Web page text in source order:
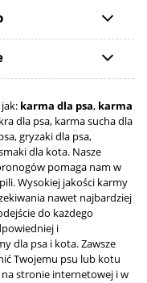
karma dla psa, karma
dla psa, karma sucha dla
gryzaki dla psa,
dla kota. Nasze
pomaga nam w
Wysokiej jakości karmy
nawet najbardziej
do każdego
i
dla psa i kota. Zawsze
Twojemu psu lub kotu
stronie internetowej i w